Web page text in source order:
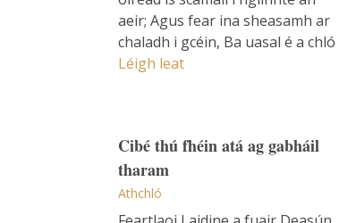
aeir; Agus fear ina sheasamh ar
chaladh i gcéin, Ba uasal é a chló
Léigh leatAbhaile Faoi Dheoidh
Cibé thú fhéin atá ag gabháil
tharam
Athchló